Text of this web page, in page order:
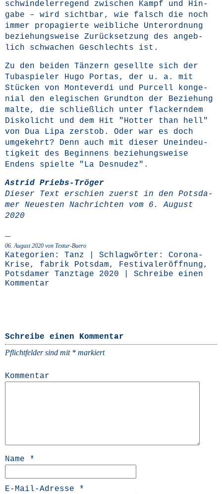
schwin­del­erre­gend zwi­schen Kampf und Hin­
ga­be – wird sicht­bar, wie falsch die noch
immer pro­pa­gier­te weib­li­che Unter­ord­nung
bezie­hungs­wei­se Zurück­set­zung des angeb­
lich schwa­chen Geschlechts ist.
Zu den bei­den Tän­zern gesell­te sich der
Tuba­spie­ler Hugo Por­tas, der u. a. mit
Stü­cken von Mon­te­ver­di und Pur­cell kon­ge­
ni­al den ele­gi­schen Grund­ton der Bezie­hung
mal­te, die schließ­lich unter fla­ckern­dem
Dis­ko­licht und dem Hit "Hot­ter than hell"
von Dua Lipa zer­stob. Oder war es doch
umge­kehrt? Denn auch mit die­ser Unein­deu­
tig­keit des Begin­nens bezie­hungs­wei­se
Endens spiel­te "La Desnudez".
Astrid Priebs-Trö­ger
Die­ser Text erschien zuerst in den Pots­da­
mer Neu­es­ten Nach­rich­ten vom 6. August
2020
06. August 2020 von Textur-Buero
Kategorien: Tanz | Schlagwörter: Corona-
Krise, fabrik Potsdam, Festivaleröffnung,
Potsdamer Tanztage 2020
Schreibe einen
Kommentar
Schreibe einen Kommentar
Pflichtfelder sind mit * markiert
Kommentar
Name *
E-Mail-Adresse *